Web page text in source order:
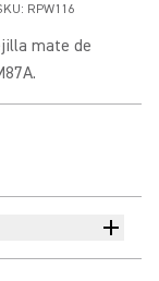
RPW116
mate de